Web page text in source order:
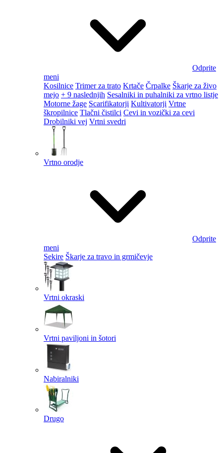
Odprite
meni
Kosilnice Trimer za trato Krtače Črpalke Škarje za živo
mejo + 9 naslednjih Sesalniki in puhalniki za vrtno listje
Motorne žage Scarifikatorji Kultivatorji Vrtne
škropilnice Tlačni čistilci Cevi in vozički za cevi
Drobilniki vej Vrtni svedri
Vrtno orodje
Odprite
meni
Sekire Škarje za travo in grmičevje
Vrtni okraski
Vrtni paviljoni in šotori
Nabiralniki
Drugo